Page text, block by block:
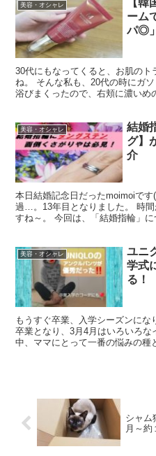
美容・オシャレ
ーム
パ◎」
30代にもなってくると、お肌のト
ね。 そんな私も、20代の時にガ
浴びまくったので、右頬に濃いめ
美容・オシャレ
結婚
グ】
介
本日結婚記念日だったmoimoiで
過…。13年目となりました。 時
すね～。 今回は、「結婚指輪」
美容・オシャレ
ユニ
学式
る！
もうすぐ卒業、入学シーズンに
卒業となり、3月4月はいろいろ
中、ママにとって一番の悩みの
シャム
月～約